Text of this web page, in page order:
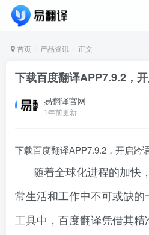
首页 产品资讯 正文
下载百度翻译APP7.9.2，
易翻译官网
1年前更新
下载百度翻译APP7.9.2，开启跨
随着全球化进程的加快
常生活和工作中不可或缺
工具中，百度翻译凭借其